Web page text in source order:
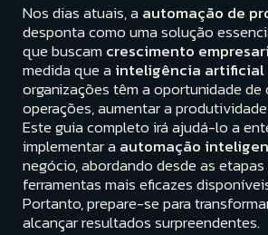
Nos dias atuais, a automação de
desponta como uma solução
que buscam crescimento
medida que a inteligência artificial
organizações têm a oportunidade de
operações, aumentar a
Este guia completo irá ajudá-lo a
implementar a automação
negócio, abordando desde as
ferramentas mais eficazes
Portanto, prepare-se para
alcançar resultados surpreendentes.